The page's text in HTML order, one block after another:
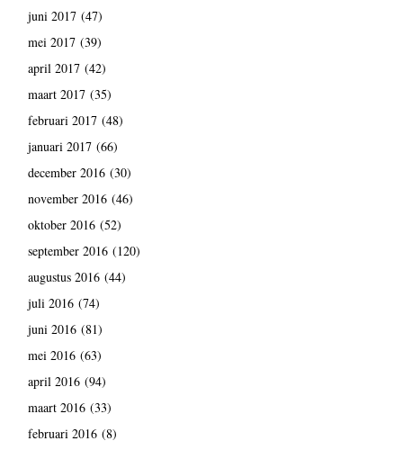
juni 2017(47)
mei 2017(39)
april 2017(42)
maart 2017(35)
februari 2017(48)
januari 2017(66)
december 2016(30)
november 2016(46)
oktober 2016(52)
september 2016(120)
augustus 2016(44)
juli 2016(74)
juni 2016(81)
mei 2016(63)
april 2016(94)
maart 2016(33)
februari 2016(8)